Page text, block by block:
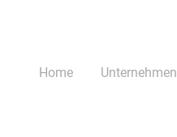
Home Unternehmen